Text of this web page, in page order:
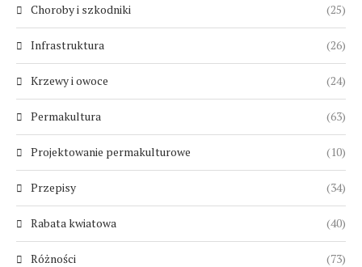
Choroby i szkodniki (25)
Infrastruktura (26)
Krzewy i owoce (24)
Permakultura (63)
Projektowanie permakulturowe (10)
Przepisy (34)
Rabata kwiatowa (40)
Różności (73)